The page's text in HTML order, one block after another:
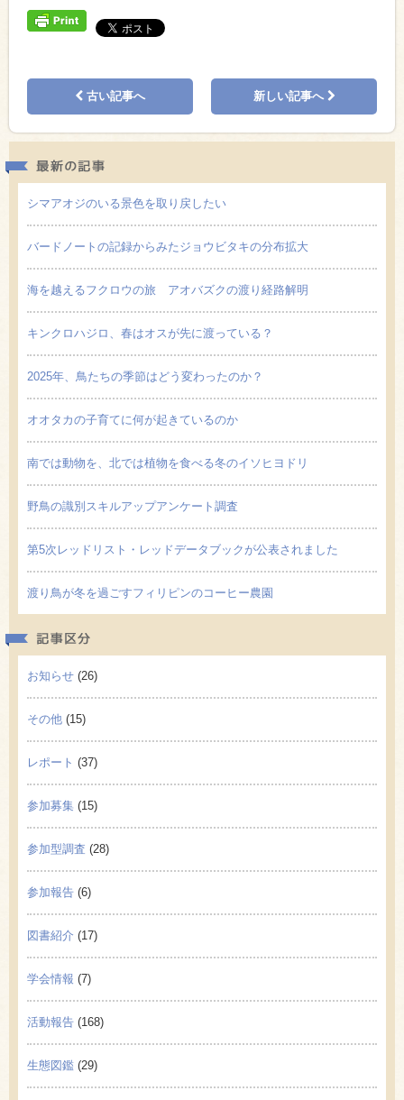
古い記事へ 新しい記事へ
シマアオジのいる景色を取り戻したい
バードノートの記録からみたジョウビタキの分布拡大
海を越えるフクロウの旅 アオバズクの渡り経路解明
キンクロハジロ、春はオスが先に渡っている？
2025年、鳥たちの季節はどう変わったのか？
オオタカの子育てに何が起きているのか
南では動物を、北では植物を食べる冬のイソヒヨドリ
野鳥の識別スキルアップアンケート調査
第5次レッドリスト・レッドデータブックが公表されました
渡り鳥が冬を過ごすフィリピンのコーヒー農園
お知らせ (26)
その他 (15)
レポート (37)
参加募集 (15)
参加型調査 (28)
参加報告 (6)
図書紹介 (17)
学会情報 (7)
活動報告 (168)
生態図鑑 (29)